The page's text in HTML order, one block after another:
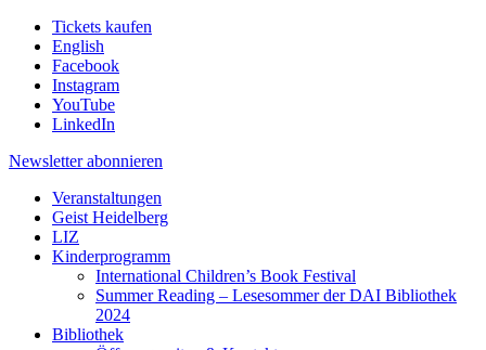
Tickets kaufen
English
Facebook
Instagram
YouTube
LinkedIn
Newsletter abonnieren
Veranstaltungen
Geist Heidelberg
LIZ
Kinderprogramm
International Children’s Book Festival
Summer Reading – Lesesommer der DAI Bibliothek
2024
Bibliothek